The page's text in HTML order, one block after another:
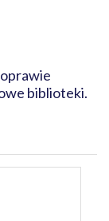
biblioteki.